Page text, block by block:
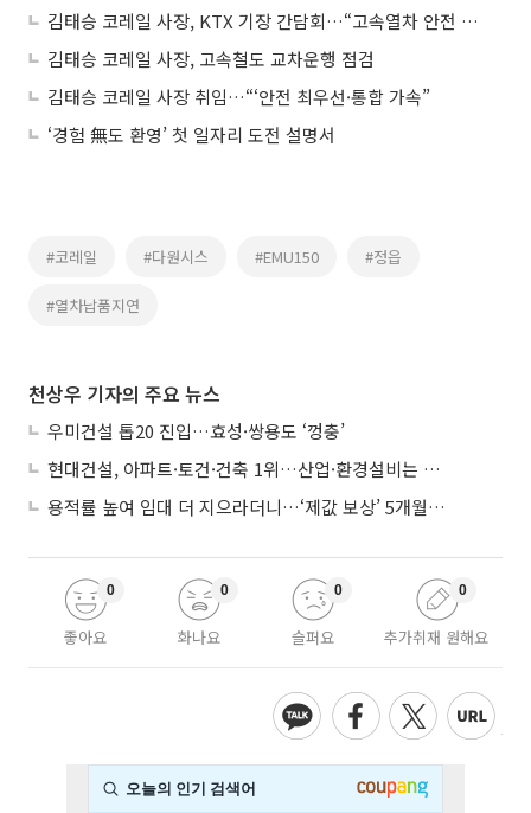
김태승 코레일 사장, KTX 기장 간담회…“고속열차 안전 최우선”
김태승 코레일 사장, 고속철도 교차운행 점검
김태승 코레일 사장 취임…“‘안전 최우선·통합 가속”
‘경험 無도 환영’ 첫 일자리 도전 설명서
#코레일 #다원시스 #EMU150 #정읍
#열차납품지연
천상우 기자의 주요 뉴스
우미건설 톱20 진입…효성·쌍용도 ‘껑충’
현대건설, 아파트·토건·건축 1위…산업·환경설비는 삼성E&A
용적률 높여 임대 더 지으라더니…‘제값 보상’ 5개월째 국회에 발목
좋아요
0
화나요
0
슬퍼요
0
추가취재 원해요
0